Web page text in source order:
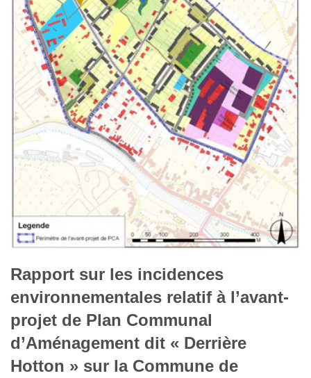
Rapport sur les incidences
environnementales relatif à l’avant-
projet de Plan Communal
d’Aménagement dit « Derrière
Hotton » sur la Commune de